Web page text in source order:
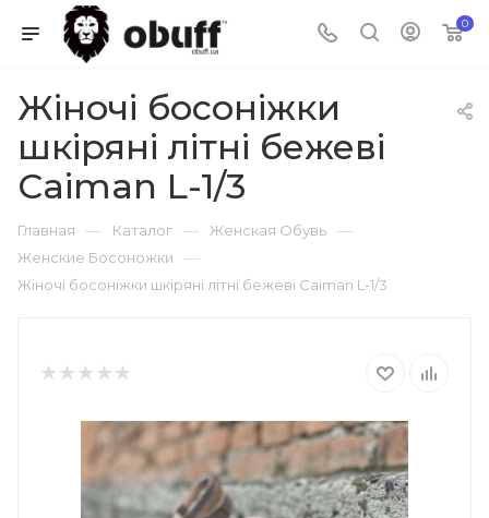
0
Жіночі босоніжки
шкіряні літні бежеві
Caiman L-1/3
Главная — Каталог — Женская Обувь —
Женские Босоножки —
Жіночі босоніжки шкіряні літні бежеві Caiman L-1/3